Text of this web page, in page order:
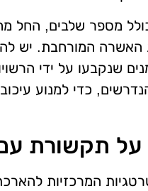
מספר שלבים, החל
האשרה המורחבת. יש
שנקבעו על ידי
כדי למנוע
על תקשורת
המרכזיות